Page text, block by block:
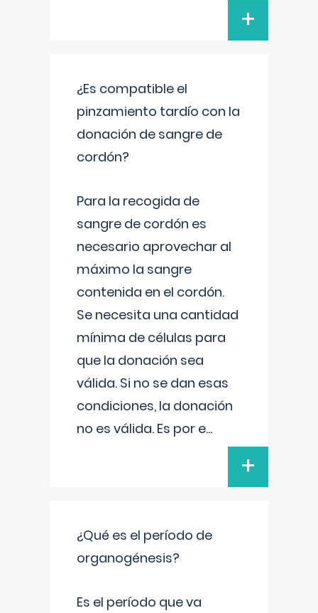
+
¿Es compatible el
pinzamiento tardío con la
donación de sangre de
cordón?
Para la recogida de
sangre de cordón es
necesario aprovechar al
máximo la sangre
contenida en el cordón.
Se necesita una cantidad
mínima de células para
que la donación sea
válida. Si no se dan esas
condiciones, la donación
no es válida. Es por e...
+
¿Qué es el período de
organogénesis?
Es el período que va